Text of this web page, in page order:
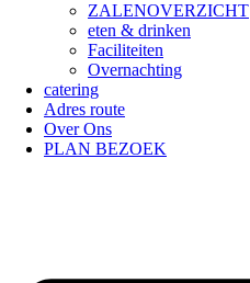
ZALENOVERZICHT
eten & drinken
Faciliteiten
Overnachting
catering
Adres route
Over Ons
PLAN BEZOEK